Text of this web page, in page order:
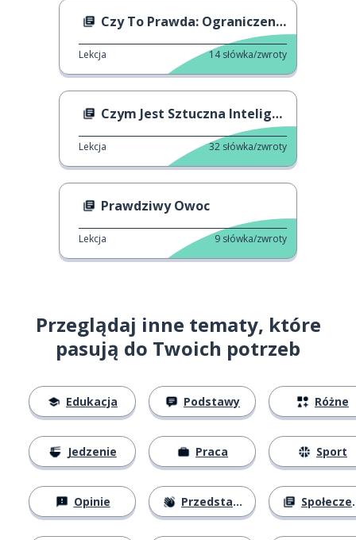
Czy To Prawda: Ograniczenie Prędkości w Niemczech
Lekcja 14 słówka/zwroty
Czym Jest Sztuczna Inteligencja
Lekcja 32 słówka/zwroty
Prawdziwy Owoc
Lekcja 9 słówka/zwroty
Przeglądaj inne tematy, które
pasują do Twoich potrzeb
Edukacja
Jedzenie
Opinie
Podstawy
Praca
Przedstawianie się
Różne
Sport
Społeczeństwo